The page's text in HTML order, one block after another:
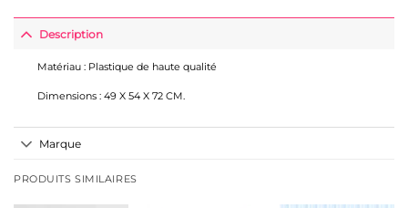
Description
Matériau : Plastique de haute qualité
Dimensions : 49 X 54 X 72 CM.
Marque
PRODUITS SIMILAIRES